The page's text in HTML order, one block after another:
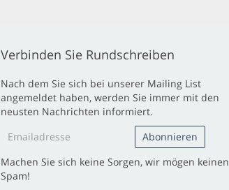
Verbinden Sie Rundschreiben
Nach dem Sie sich bei unserer Mailing List
angemeldet haben, werden Sie immer mit den
neusten Nachrichten informiert.
Machen Sie sich keine Sorgen, wir mögen keinen
Spam!